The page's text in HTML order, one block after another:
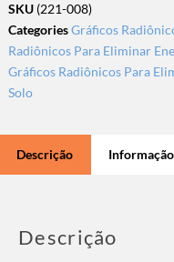
SKU (221-008)
CategoriesGráficos
Radiônicos Para Eliminar
Gráficos Radiônicos Para
Solo
Descrição
Descrição